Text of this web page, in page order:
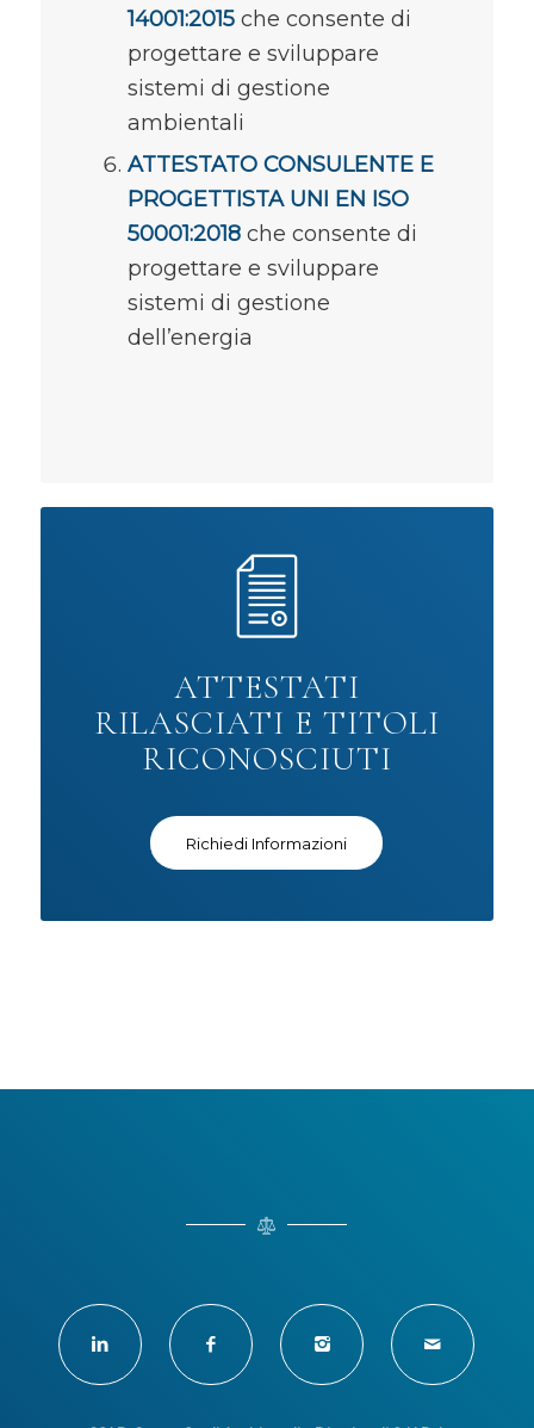
14001:2015 che consente di
progettare e sviluppare
sistemi di gestione
ambientali
ATTESTATO CONSULENTE E
PROGETTISTA UNI EN ISO
50001:2018 che consente di
progettare e sviluppare
sistemi di gestione
dell’energia
ATTESTATI
RILASCIATI E TITOLI
RICONOSCIUTI
Richiedi Informazioni